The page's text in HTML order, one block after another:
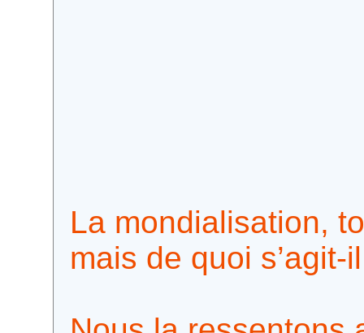
La mondialisation,
mais de quoi s’agit-